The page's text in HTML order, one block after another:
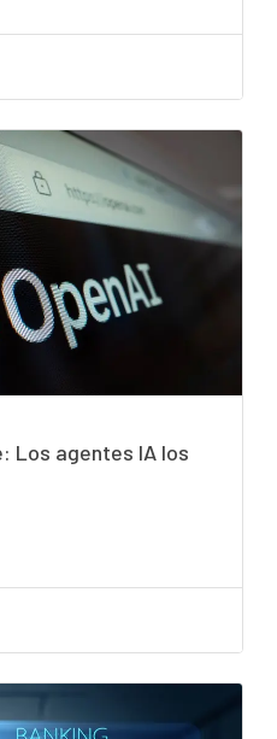
Los agentes IA los